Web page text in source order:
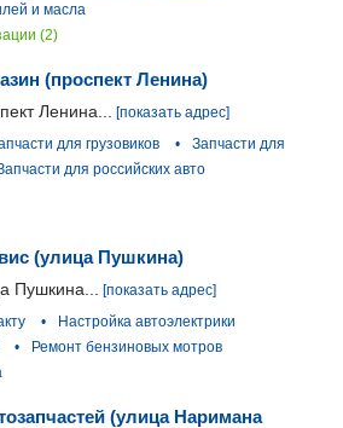
и масла
(2)
(проспект Ленина)
Ленина...
[показать адрес]
для грузовиков •
Запчасти для
для российских авто
(улица Пушкина)
Пушкина...
[показать адрес]
•
Настройка автоэлектрики
•
Ремонт бензиновых мотров
(улица Наримана